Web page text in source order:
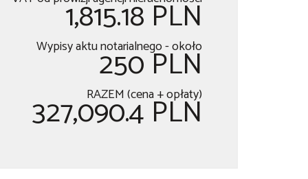
1,815.18 PLN
Wypisy aktu notarialnego - około
250 PLN
RAZEM (cena + opłaty)
327,090.4 PLN